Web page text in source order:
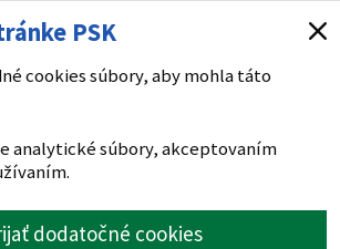
PSK
cookies súbory, aby mohla táto
analytické súbory, akceptovaním
dodatočné cookies